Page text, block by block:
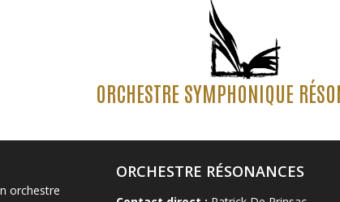
ORCHESTRE SYMPHONIQUE
orchestre
ORCHESTRE RÉSONANCES